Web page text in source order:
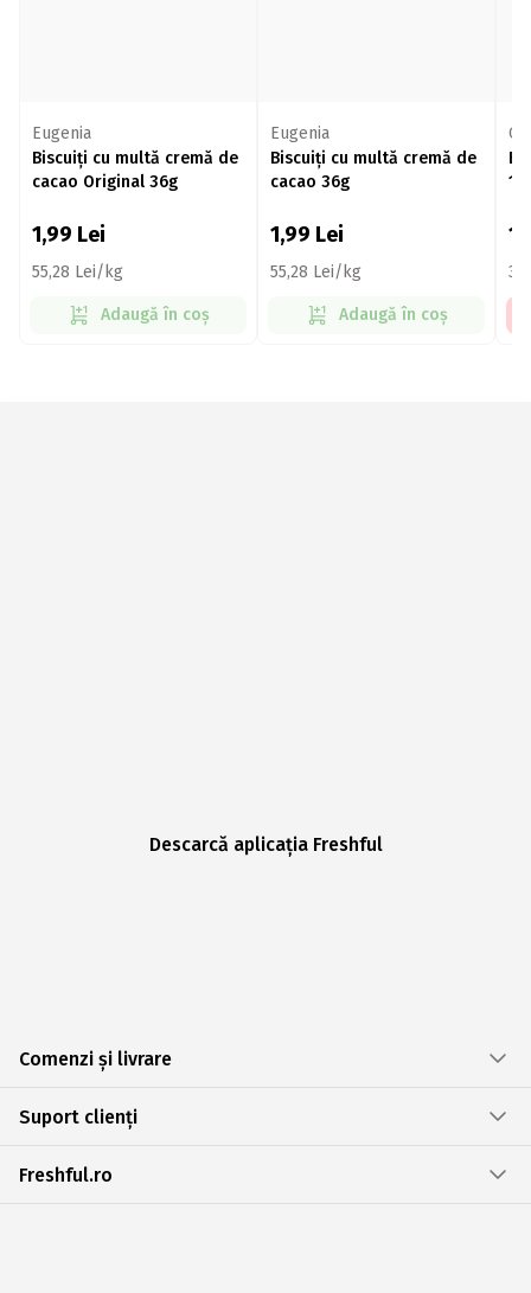
Eugenia
Biscuiți cu multă cremă de
cacao Original 36g
1,99 Lei
55,28 Lei/kg
Adaugă în coș
Eugenia
Biscuiți cu multă cremă de
cacao 36g
1,99 Lei
55,28 Lei/kg
Adaugă în coș
Descarcă aplicația Freshful
Comenzi și livrare
Suport clienți
Freshful.ro